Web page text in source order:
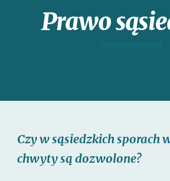
Prawo
Czy w sąsiedzkich sporach
chwyty są dozwolone?